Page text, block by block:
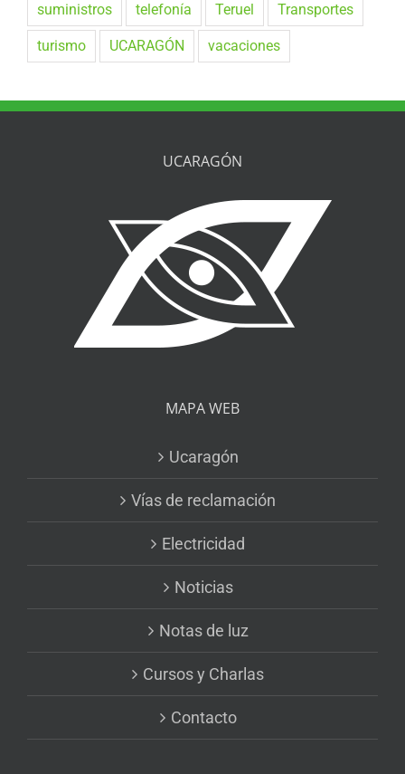
suministros telefonía Teruel Transportes
turismo UCARAGÓN vacaciones
UCARAGÓN
MAPA WEB
Ucaragón
Vías de reclamación
Electricidad
Noticias
Notas de luz
Cursos y Charlas
Contacto